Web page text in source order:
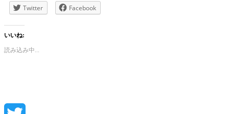
Twitter Facebook
いいね:
読み込み中...